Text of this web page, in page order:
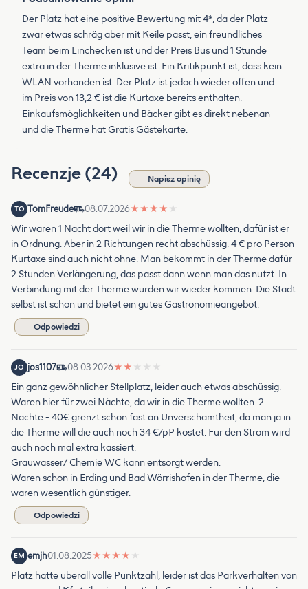
Der Platz hat eine positive Bewertung mit 4*, da der Platz
zwar etwas schräg aber mit Keile passt, ein freundliches
Team beim Einchecken ist und der Preis Bus und 1 Stunde
extra in der Therme inklusive ist. Ein Kritikpunkt ist, dass kein
WLAN vorhanden ist. Der Platz ist jedoch wieder offen und
im Preis von 13,2 € ist die Kurtaxe bereits enthalten.
Einkaufsmöglichkeiten und Bäcker gibt es direkt nebenan
und die Therme hat Gratis Gästekarte.
Recenzje (24) Napisz opinię
TO TomFreude 08.07.2026★ ★ ★ ★ ★
Wir waren 1 Nacht dort weil wir in die Therme wollten, dafür ist er
in Ordnung. Aber in 2 Richtungen recht abschüssig. 4 € pro Person
Kurtaxe sind auch nicht ohne. Man bekommt in der Therme dafür
2 Stunden Verlängerung, das passt dann wenn man das nutzt. In
Verbindung mit der Therme würden wir wieder kommen. Die Stadt
selbst ist schön und bietet ein gutes Gastronomieangebot.
Odpowiedzi
JO jos1107 08.03.2026★ ★ ★ ★ ★
Ein ganz gewöhnlicher Stellplatz, leider auch etwas abschüssig.
Waren hier für zwei Nächte, da wir in die Therme wollten. 2
Nächte - 40€ grenzt schon fast an Unverschämtheit, da man ja in
die Therme will die auch noch 34 €/pP kostet. Für den Strom wird
auch noch mal extra kassiert.
Grauwasser/ Chemie WC kann entsorgt werden.
Waren schon in Erding und Bad Wörrishofen in der Therme, die
waren wesentlich günstiger.
Odpowiedzi
EM emjh01.08.2025★ ★ ★ ★ ★
Platz hätte überall volle Punktzahl, leider ist das Parkverhalten von